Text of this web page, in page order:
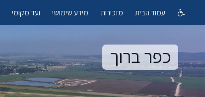
עמוד הבית מזכירות מידע שימושי ועד מקומי
כפר ברוך